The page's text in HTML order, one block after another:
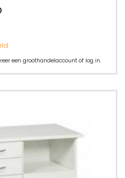
een groothandelaccount of log in.